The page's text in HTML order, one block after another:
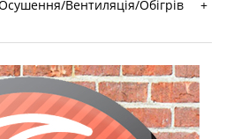
Вентиляція/Обігрів +